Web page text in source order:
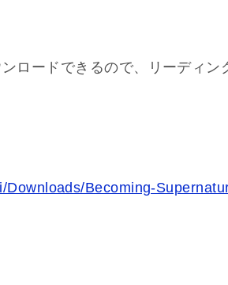
ロードできるので、リーディン
Downloads/Becoming-